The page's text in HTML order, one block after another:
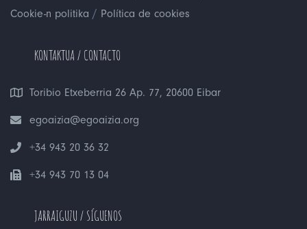
Cookie-n politika / Política de cookies
KONTAKTUA / CONTACTO
Toribio Etxeberria 26 Ap. 77, 20600 Eibar
egoaizia@egoaizia.org
+34 943 20 36 32
+34 943 70 13 04
JARRAIGUZU / SÍGUENOS